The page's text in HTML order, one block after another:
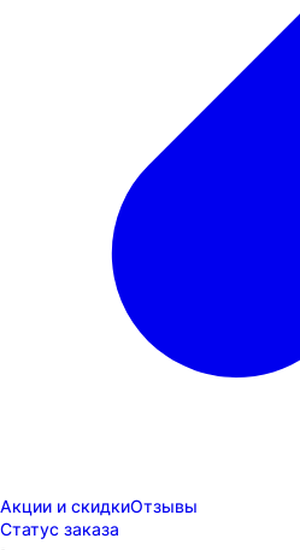
Акции и скидкиОтзывы
Статус заказа